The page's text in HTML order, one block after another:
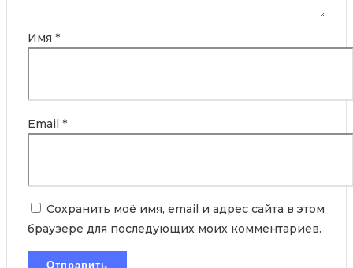
Имя *
Email *
Сохранить моё имя, email и адрес сайта в этом
браузере для последующих моих комментариев.